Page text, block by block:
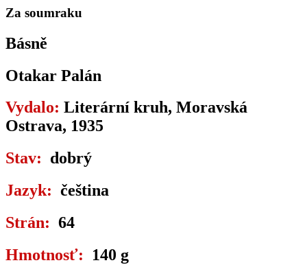
Za soumraku
Básně
Otakar Palán
Vydalo: Literární kruh, Moravská
Ostrava, 1935
Stav: dobrý
Jazyk: čeština
Strán: 64
Hmotnosť: 140 g